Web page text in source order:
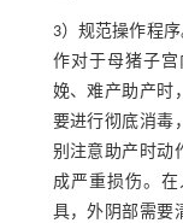
3）规范操作程
作对于母猪子
娩、难产助产时
要进行彻底消毒
别注意助产时动
成严重损伤。
具，外阴部需要